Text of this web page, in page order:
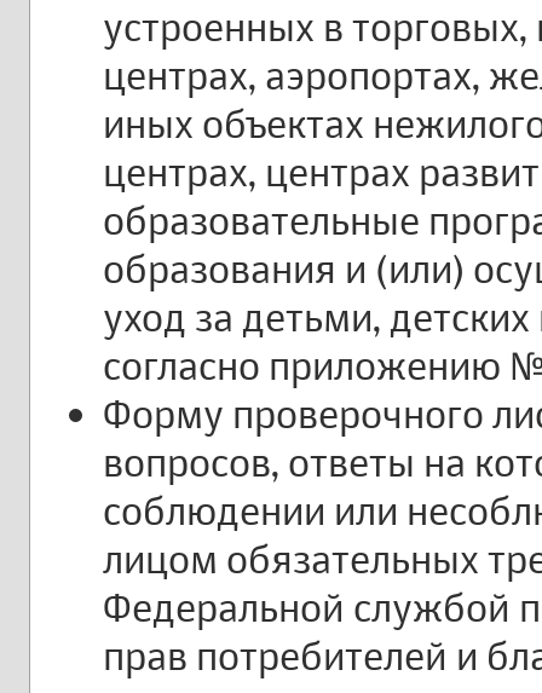
устроенных в
центрах, аэропортах,
иных объектах
центрах, центрах
образовательные
образования и (или)
уход за детьми,
согласно приложению
Форму проверочного
вопросов, ответы на
соблюдении или
лицом обязательных
Федеральной службой
прав потребителей и